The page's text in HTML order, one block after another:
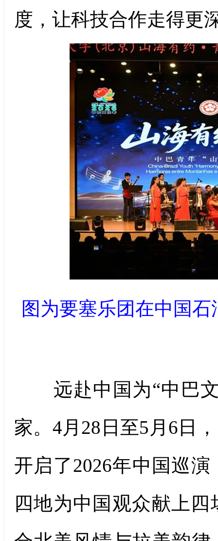
度，让科技合作走得更
图为要塞乐团在中国
远赴中国为“中巴文
家。4月28日至5月6日
开启了2026年中国巡
四地为中国观众献上